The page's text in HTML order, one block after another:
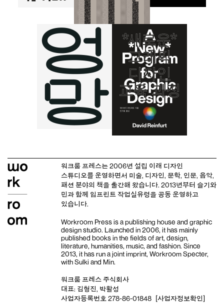
워크룸 프레스는 2006년 설립 이래 디자인
스튜디오를 운영하면서 미술, 디자인, 문학, 인문, 음악,
패션 분야의 책을 출간해 왔습니다. 2013년부터 슬기와
민과 함께 임프린트 작업실유령을 공동 운영하고
있습니다.
Workroom Press is a publishing house and graphic
design studio. Launched in 2006, it has mainly
published books in the fields of art, design,
literature, humanities, music, and fashion. Since
2013, it has run a joint imprint, Workroom Specter,
with Sulki and Min.
워크룸 프레스 주식회사
대표: 김형진, 박활성
사업자등록번호 278-86-01848
[사업자정보확인]